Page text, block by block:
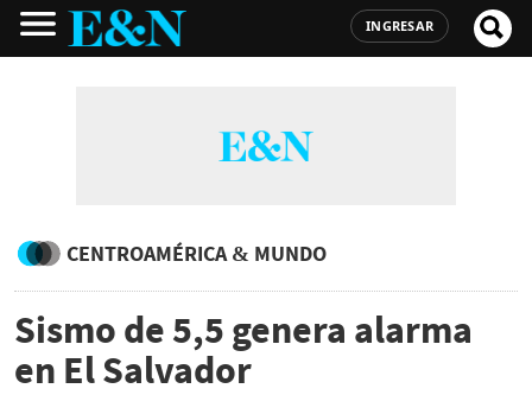
INGRESAR
CENTROAMÉRICA & MUNDO
Sismo de 5,5 genera alarma
en El Salvador